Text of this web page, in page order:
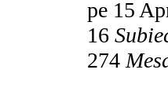
pe 15
16
274